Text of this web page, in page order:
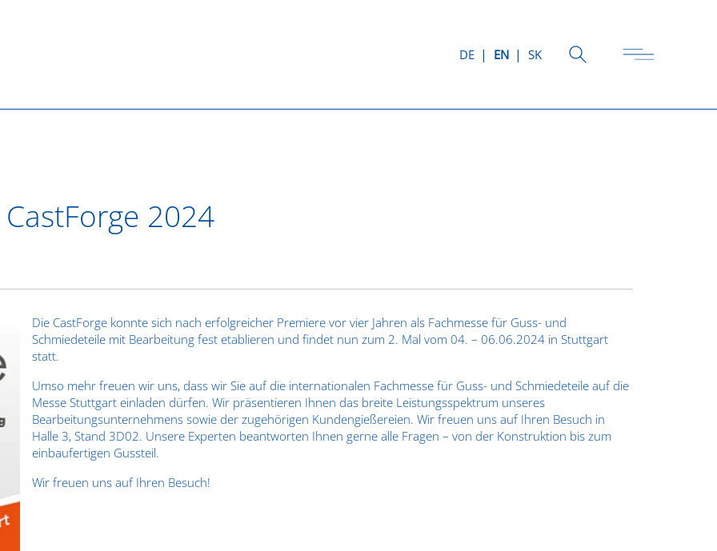
DE EN SK
2024
Die CastForge konnte sich nach erfolgreicher Premiere vor vier Jahren als Fachmesse für Guss- und
Schmiedeteile mit Bearbeitung fest etablieren und findet nun zum 2. Mal vom 04. – 06.06.2024 in Stuttgart
statt.
Umso mehr freuen wir uns, dass wir Sie auf die internationalen Fachmesse für Guss- und Schmiedeteile auf die
Messe Stuttgart einladen dürfen. Wir präsentieren Ihnen das breite Leistungsspektrum unseres
Bearbeitungsunternehmens sowie der zugehörigen Kundengießereien. Wir freuen uns auf Ihren Besuch in
Halle 3, Stand 3D02. Unsere Experten beantworten Ihnen gerne alle Fragen – von der Konstruktion bis zum
einbaufertigen Gussteil.
Wir freuen uns auf Ihren Besuch!